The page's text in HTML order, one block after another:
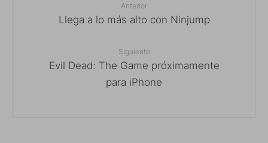
Anterior
Llega a lo más alto con Ninjump
Siguiente
Evil Dead: The Game próximamente
para iPhone